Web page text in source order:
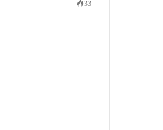
33